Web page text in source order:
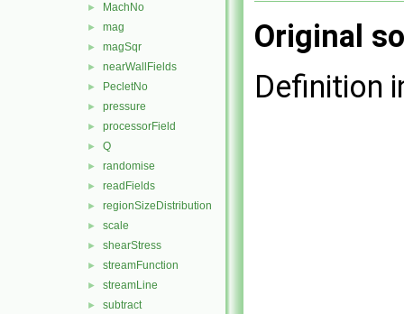
► MachNo
► mag
► magSqr
► nearWallFields
► PecletNo
► pressure
► processorField
► Q
► randomise
► readFields
► regionSizeDistribution
► scale
► shearStress
► streamFunction
► streamLine
► subtract
Original
Definition